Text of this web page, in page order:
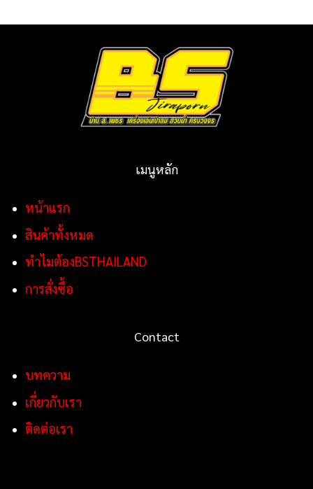
เมนูหลัก
หน้าแรก
สินค้าทั้งหมด
ทำไมต้องBSTHAILAND
การสั่งซื้อ
Contact
บทความ
เกี่ยวกับเรา
ติดต่อเรา